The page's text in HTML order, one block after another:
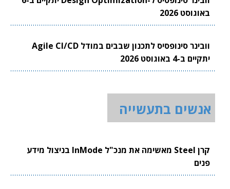
באוגוסט 2026
וובינר סינופסיס לתכנון שבבים במודל Agile CI/CD
יתקיים ב-4 באוגוסט 2026
אנשים בתעשייה
קרן Steel מאשימה את מנכ"ל InMode בניצול מידע
פנים